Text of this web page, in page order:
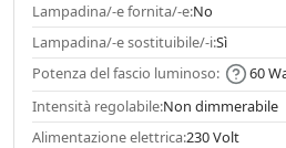
Lampadina/-e fornita/-e:No
Lampadina/-e sostituibile/-i:Sì
Potenza del fascio luminoso:
60
Intensità regolabile:Non dimmerabile
Alimentazione elettrica:230 Volt